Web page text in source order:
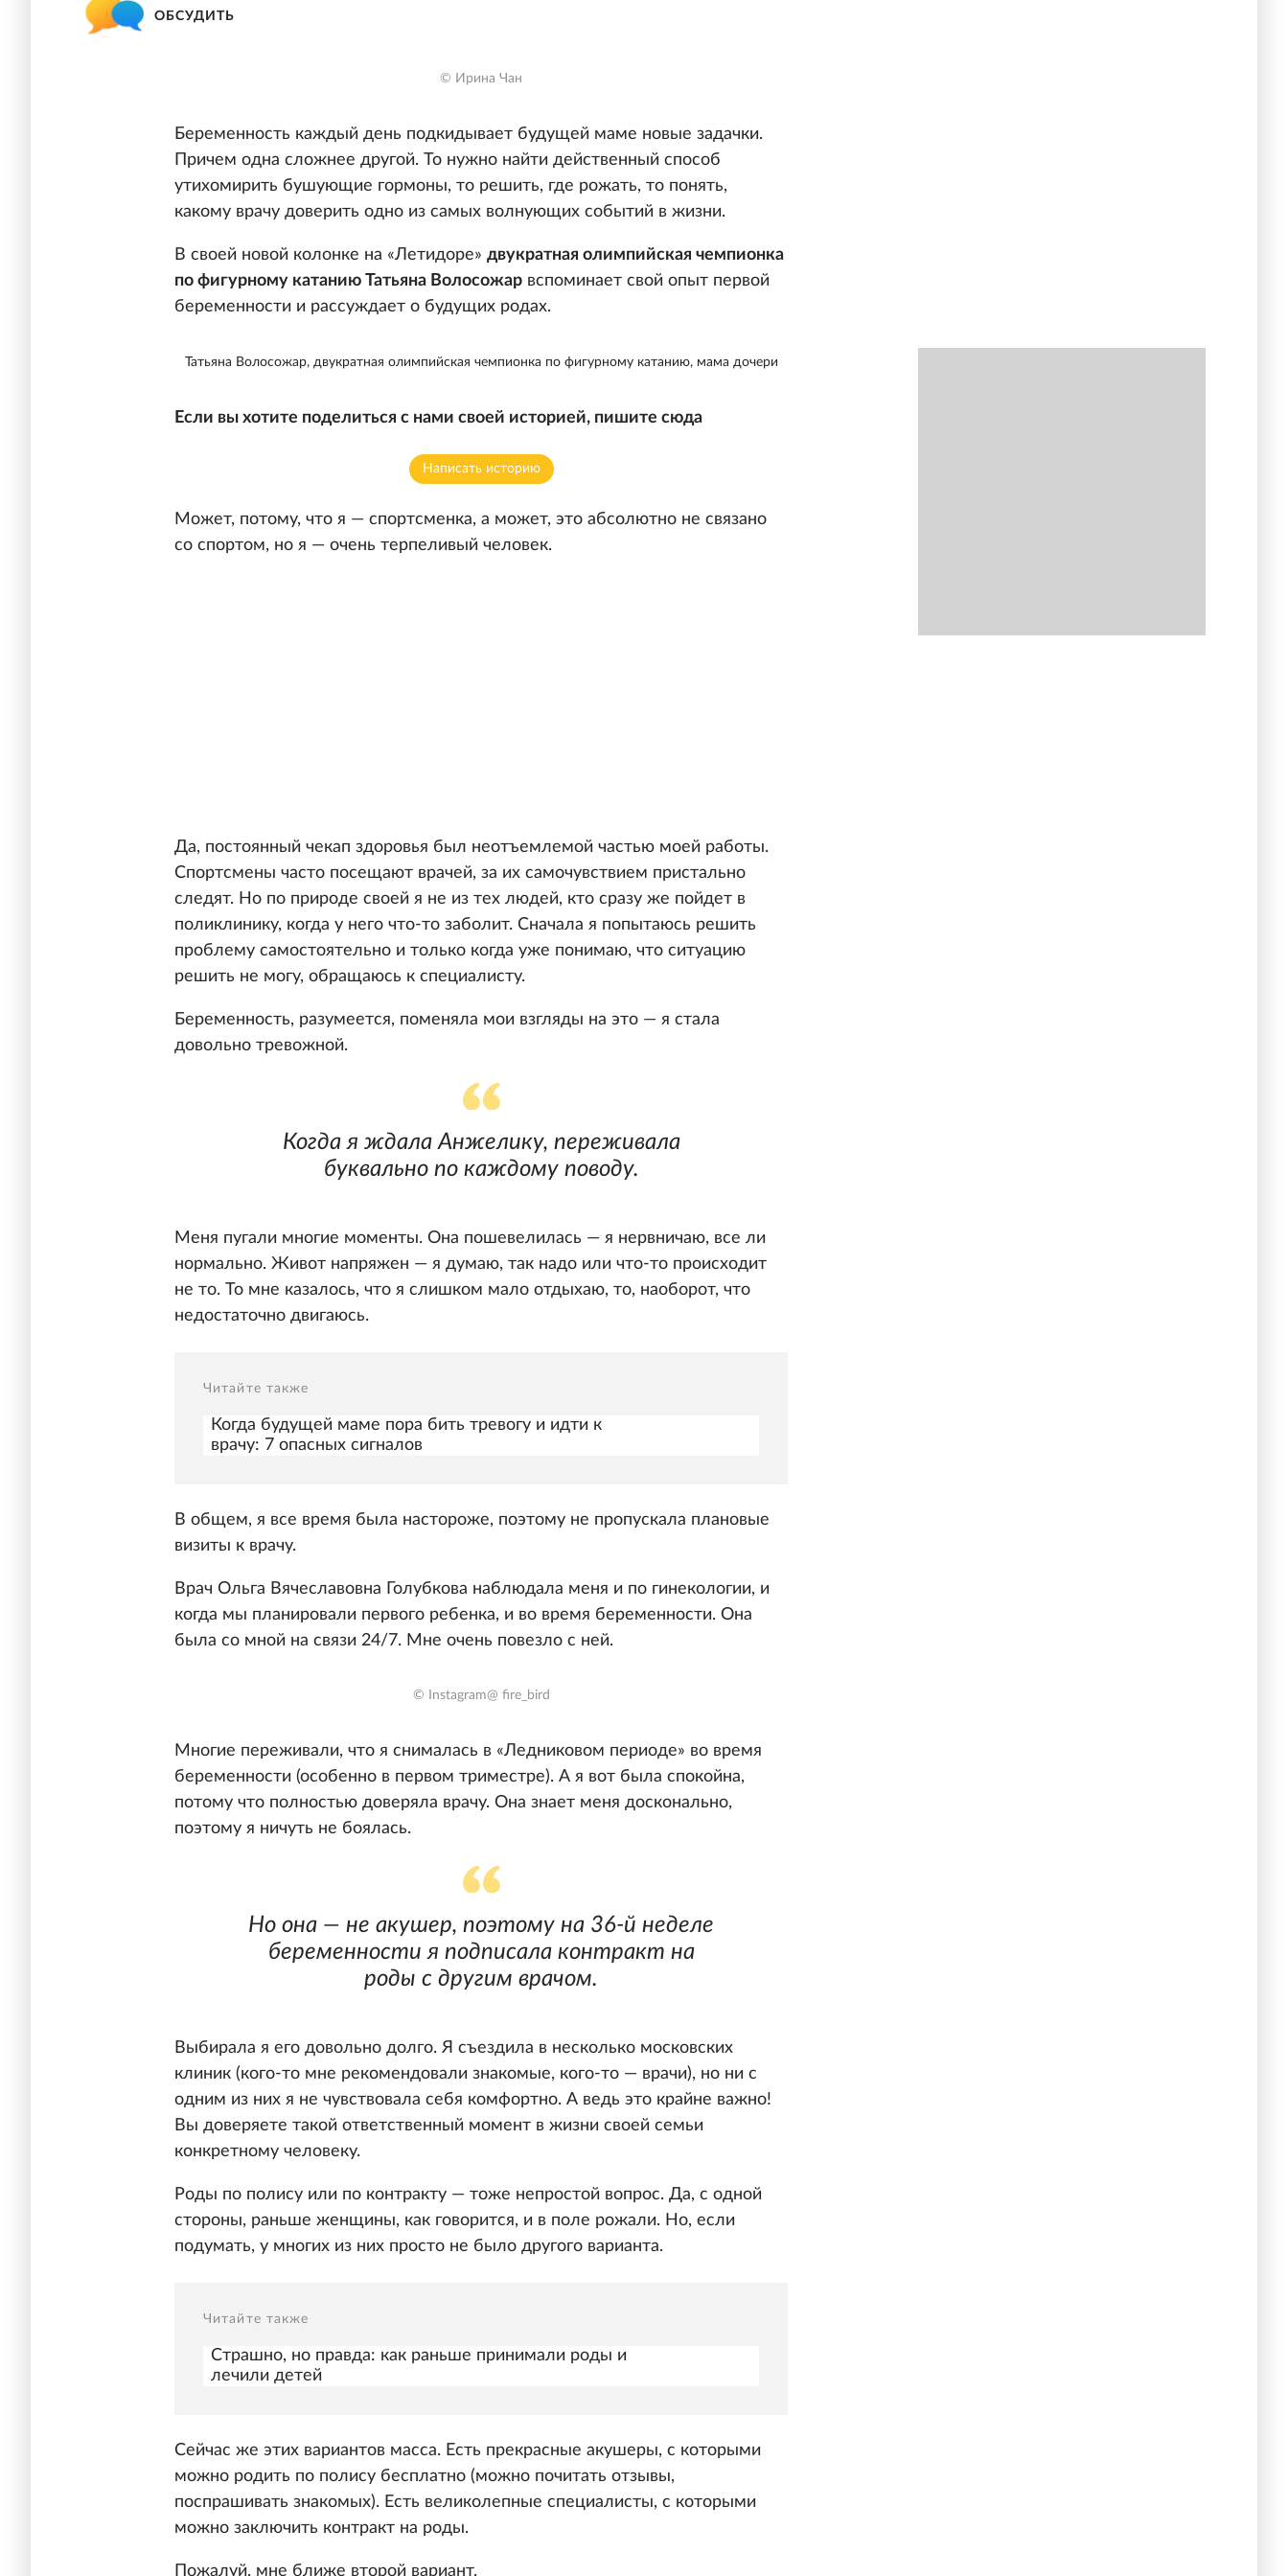
ОБСУДИТЬ
© Ирина Чан
Беременность каждый день подкидывает будущей маме новые задачки.
Причем одна сложнее другой. То нужно найти действенный способ
утихомирить бушующие гормоны, то решить, где рожать, то понять,
какому врачу доверить одно из самых волнующих событий в жизни.
В своей новой колонке на «Летидоре» двукратная олимпийская чемпионка
по фигурному катанию Татьяна Волосожар вспоминает свой опыт первой
беременности и рассуждает о будущих родах.
Татьяна Волосожар, двукратная олимпийская чемпионка по фигурному катанию, мама дочери
Если вы хотите поделиться с нами своей историей, пишите сюда
Написать историю
Может, потому, что я — спортсменка, а может, это абсолютно не связано
со спортом, но я — очень терпеливый человек.
Да, постоянный чекап здоровья был неотъемлемой частью моей работы.
Спортсмены часто посещают врачей, за их самочувствием пристально
следят. Но по природе своей я не из тех людей, кто сразу же пойдет в
поликлинику, когда у него что-то заболит. Сначала я попытаюсь решить
проблему самостоятельно и только когда уже понимаю, что ситуацию
решить не могу, обращаюсь к специалисту.
Беременность, разумеется, поменяла мои взгляды на это — я стала
довольно тревожной.
Когда я ждала Анжелику, переживала
буквально по каждому поводу.
Меня пугали многие моменты. Она пошевелилась — я нервничаю, все ли
нормально. Живот напряжен — я думаю, так надо или что-то происходит
не то. То мне казалось, что я слишком мало отдыхаю, то, наоборот, что
недостаточно двигаюсь.
Читайте также
Когда будущей маме пора бить тревогу и идти к
врачу: 7 опасных сигналов
В общем, я все время была настороже, поэтому не пропускала плановые
визиты к врачу.
Врач Ольга Вячеславовна Голубкова наблюдала меня и по гинекологии, и
когда мы планировали первого ребенка, и во время беременности. Она
была со мной на связи 24/7. Мне очень повезло с ней.
© Instagram@ fire_bird
Многие переживали, что я снималась в «Ледниковом периоде» во время
беременности (особенно в первом триместре). А я вот была спокойна,
потому что полностью доверяла врачу. Она знает меня досконально,
поэтому я ничуть не боялась.
Но она — не акушер, поэтому на 36-й неделе
беременности я подписала контракт на
роды с другим врачом.
Выбирала я его довольно долго. Я съездила в несколько московских
клиник (кого-то мне рекомендовали знакомые, кого-то — врачи), но ни с
одним из них я не чувствовала себя комфортно. А ведь это крайне важно!
Вы доверяете такой ответственный момент в жизни своей семьи
конкретному человеку.
Роды по полису или по контракту — тоже непростой вопрос. Да, с одной
стороны, раньше женщины, как говорится, и в поле рожали. Но, если
подумать, у многих из них просто не было другого варианта.
Читайте также
Страшно, но правда: как раньше принимали роды и
лечили детей
Сейчас же этих вариантов масса. Есть прекрасные акушеры, с которыми
можно родить по полису бесплатно (можно почитать отзывы,
поспрашивать знакомых). Есть великолепные специалисты, с которыми
можно заключить контракт на роды.
Пожалуй, мне ближе второй вариант.